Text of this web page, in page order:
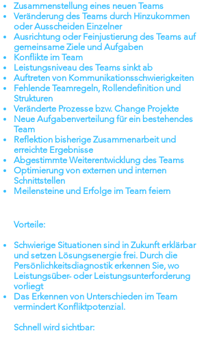
Zusammenstellung eines neuen Teams
Veränderung des Teams durch Hinzukommen
oder Ausscheiden Einzelner
Ausrichtung oder Feinjustierung des Teams auf
gemeinsame Ziele und Aufgaben
Konflikte im Team
Leistungsniveau des Teams sinkt ab
Auftreten von Kommunikationsschwierigkeiten
Fehlende Teamregeln, Rollendefinition und
Strukturen
Veränderte Prozesse bzw. Change Projekte
Neue Aufgabenverteilung für ein bestehendes
Team
Reflektion bisherige Zusammenarbeit und
erreichte Ergebnisse
Abgestimmte Weiterentwicklung des Teams
Optimierung von externen und internen
Schnittstellen
Meilensteine und Erfolge im Team feiern
Vorteile:
Schwierige Situationen sind in Zukunft erklärbar
und setzen Lösungsenergie frei. Durch die
Persönlichkeitsdiagnostik erkennen Sie, wo
Leistungsüber- oder Leistungsunterforderung
vorliegt
Das Erkennen von Unterschieden im Team
vermindert Konfliktpotenzial.
Schnell wird sichtbar: